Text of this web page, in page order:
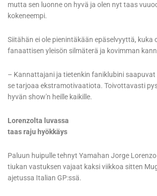
mutta sen luonne on hyvä ja olen nyt taas
kokeneempi.
Siitähän ei ole pienintäkään epäselvyyttä, kuka
fanaattisen yleisön silmäterä ja kovimman
– Kannattajani ja tietenkin faniklubini
se tarjoaa ekstramotivaatiota. Toivottavasti
hyvän show'n heille kaikille.
Lorenzolta luvassa
taas raju hyökkäys
Paluun huipulle tehnyt Yamahan Jorge
tiukan vastuksen vajaat kaksi viikkoa sitten
ajetussa Italian GP:ssä.